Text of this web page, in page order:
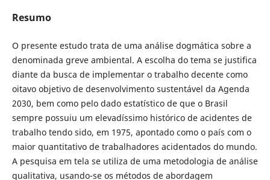
Resumo
O presente estudo trata de uma análise dogmática sobre a
denominada greve ambiental. A escolha do tema se justifica
diante da busca de implementar o trabalho decente como
oitavo objetivo de desenvolvimento sustentável da Agenda
2030, bem como pelo dado estatístico de que o Brasil
sempre possuiu um elevadíssimo histórico de acidentes de
trabalho tendo sido, em 1975, apontado como o país com o
maior quantitativo de trabalhadores acidentados do mundo.
A pesquisa em tela se utiliza de uma metodologia de análise
qualitativa, usando-se os métodos de abordagem